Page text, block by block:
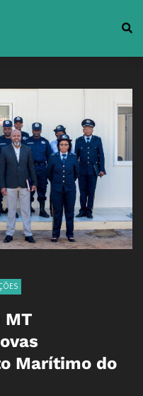
MT
Marítimo do